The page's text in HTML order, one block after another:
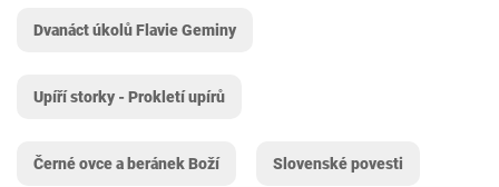
Dvanáct úkolů Flavie Geminy
Upíří storky - Prokletí upírů
Černé ovce a beránek Boží Slovenské povesti